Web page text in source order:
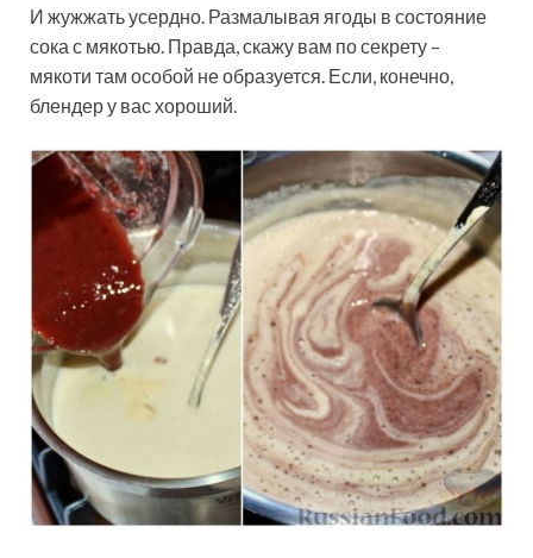
И жужжать усердно. Размалывая ягоды в состояние
сока с мякотью. Правда, скажу вам по секрету –
мякоти там особой не образуется. Если, конечно,
блендер у вас хороший.